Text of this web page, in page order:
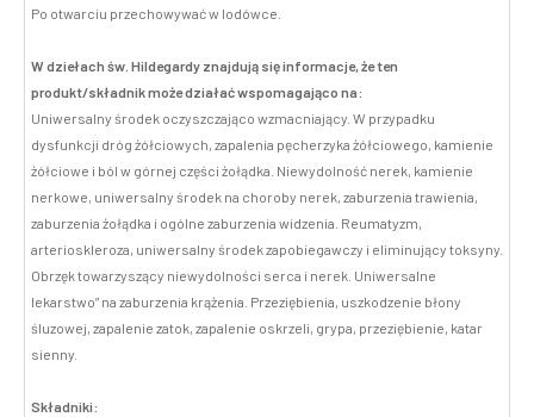
Po otwarciu przechowywać w lodówce.
W dziełach św. Hildegardy znajdują się informacje, że ten
produkt/składnik może działać wspomagająco na:
Uniwersalny środek oczyszczająco wzmacniający. W przypadku
dysfunkcji dróg żółciowych, zapalenia pęcherzyka żółciowego, kamienie
żółciowe i ból w górnej części żołądka. Niewydolność nerek, kamienie
nerkowe, uniwersalny środek na choroby nerek, zaburzenia trawienia,
zaburzenia żołądka i ogólne zaburzenia widzenia. Reumatyzm,
arterioskleroza, uniwersalny środek zapobiegawczy i eliminujący toksyny.
Obrzęk towarzyszący niewydolności serca i nerek. Uniwersalne
lekarstwo” na zaburzenia krążenia. Przeziębienia, uszkodzenie błony
śluzowej, zapalenie zatok, zapalenie oskrzeli, grypa, przeziębienie, katar
sienny.
Składniki: